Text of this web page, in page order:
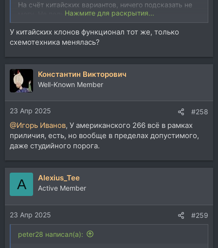
На счёт китайских вариантов, ничего подсказать не
могу. Не пользуюсь новоделами DBX.
Нажмите для раскрытия...
У китайских клонов функционал тот же, только
схемотехника менялась?
Константин Викторович
Well-Known Member
23 Апр 2025 #258
@Игорь Иванов, У американского 266 всё в рамках
приличия, есть, но вообще в пределах допустимого,
даже студийного порога.
A Alexius_Tee
Active Member
23 Апр 2025 #259
peter28 написал(а):